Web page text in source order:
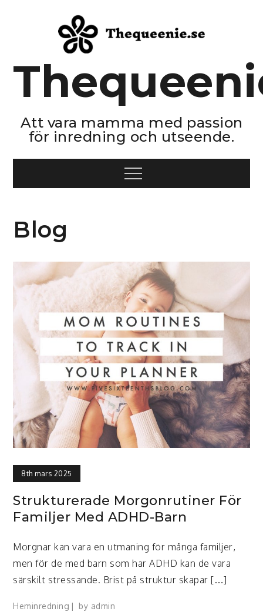
Att vara mamma med passion
för inredning och utseende.
Menu
Blog
8th mars 2025
Strukturerade Morgonrutiner För
Familjer Med ADHD-Barn
Morgnar kan vara en utmaning för många familjer,
men för de med barn som har ADHD kan de vara
särskilt stressande. Brist på struktur skapar […]
Heminredning by admin